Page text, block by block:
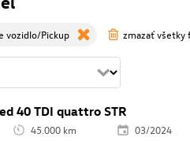
vozidlo/Pickup zmazať všetky
40 TDI quattro STR
45.000 km
03/2024